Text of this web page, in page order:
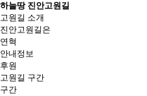
하늘땅 진안고원길
고원길 소개
진안고원길은
연혁
안내정보
후원
고원길 구간
구간